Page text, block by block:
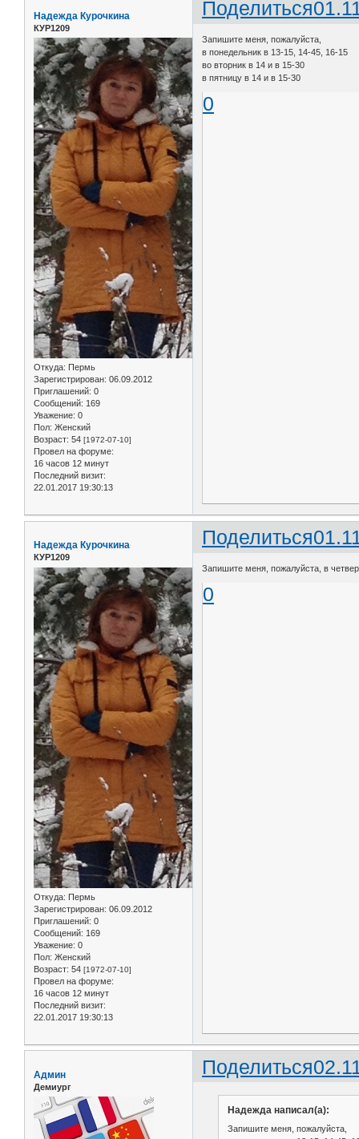
Поделиться
Надежда Курочкина
КУР1209
Откуда: Пермь
Зарегистрирован: 06.09.2012
Приглашений: 0
Сообщений: 169
Уважение: 0
Пол: Женский
Возраст: 54 [1972-07-10]
Провел на форуме:
16 часов 12 минут
Последний визит:
22.01.2017 19:30:13
Запишите меня, пожалуйста,
в понедельник в 13-15, 14-45, 16-15
во вторник в 14 и в 15-30
в пятницу в 14 и в 15-30
0
Поделиться
Надежда Курочкина
КУР1209
Откуда: Пермь
Зарегистрирован: 06.09.2012
Приглашений: 0
Сообщений: 169
Уважение: 0
Пол: Женский
Возраст: 54 [1972-07-10]
Провел на форуме:
16 часов 12 минут
Последний визит:
22.01.2017 19:30:13
Запишите меня, пожалуйста, в
0
Поделиться
Админ
Демиург
Надежда написал(а):
Запишите меня, пожалуйста,